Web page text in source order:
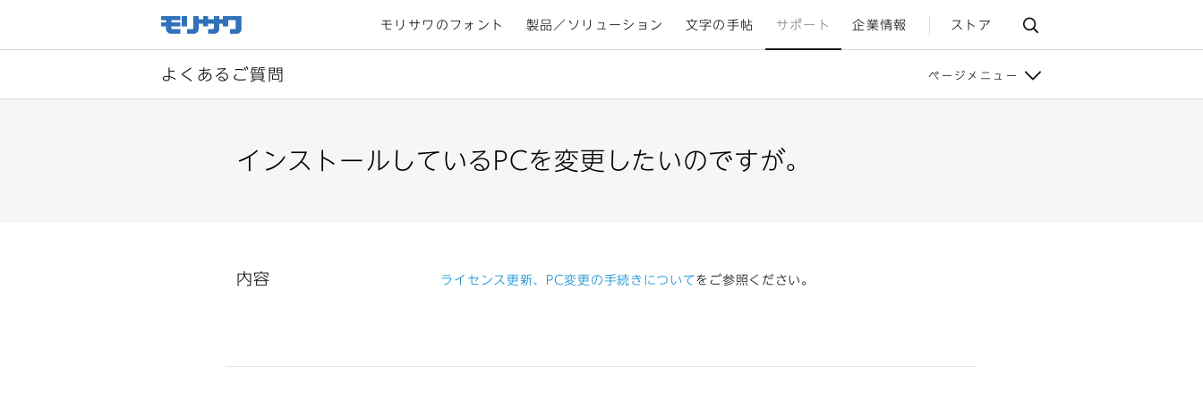
モリサワのフォント 製品／ソリューション 文字の手帖 サポート 企業情報 ストア
よくあるご質問 ページメニュー
インストールしているPCを変更したいのですが。
内容 ライセンス更新、PC変更の手続きについてをご参照ください。